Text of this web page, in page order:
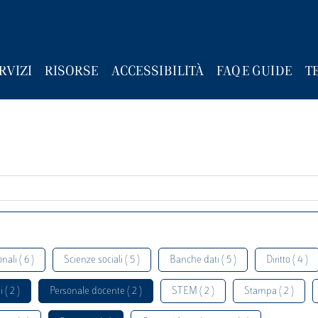
RISORSE ACCESSIBILITÀ FAQ E GUIDE
( 6 ) Scienze sociali ( 5 ) Banche dati ( 5 ) Diritto ( 4 )
( 2 ) Personale docente ( 2 ) STEM ( 2 ) Stampa ( 2 )